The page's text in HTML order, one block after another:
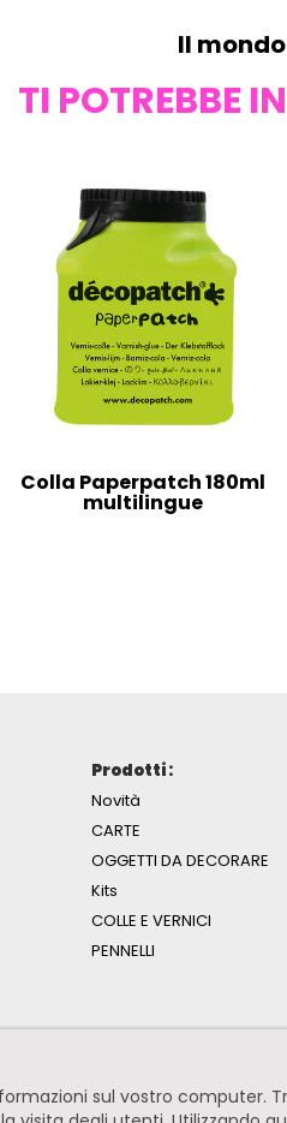
Il
TI POTREBBE
Colla Paperpatch 180ml
multilingue
Prodotti :
Novità
CARTE
OGGETTI DA DECORARE
Kits
COLLE E VERNICI
PENNELLI
sul vostro